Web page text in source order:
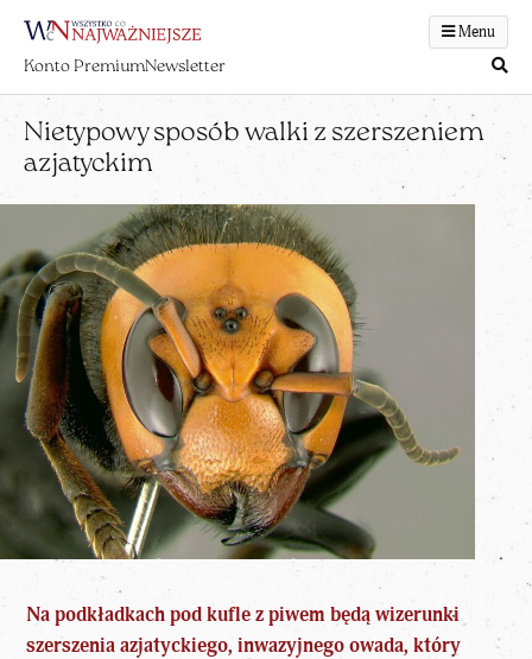
Menu
Konto PremiumNewsletter
Nietypowy sposób walki z szerszeniem
azjatyckim
Na podkładkach pod kufle z piwem będą wizerunki
szerszenia azjatyckiego, inwazyjnego owada, który